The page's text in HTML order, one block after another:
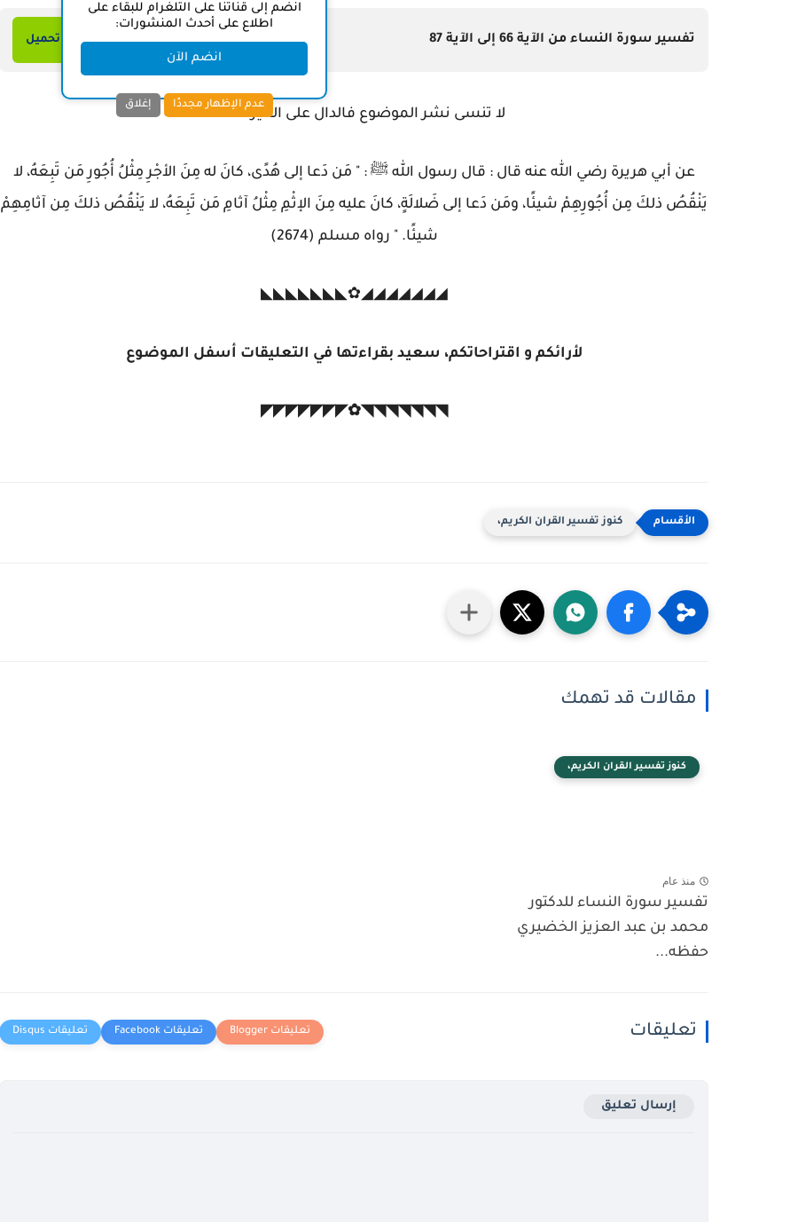
تفسير سورة النساء من الآية 66 إلى الآية 87 تحميل
لا تنسى نشر الموضوع فالدال على الخير كفاعله
عن أبي هريرة رضي الله عنه قال : قال رسول الله ﷺ : " مَن دَعا إلى هُدًى، كانَ له مِنَ الأجْرِ مِثْلُ أُجُورِ مَن تَبِعَهُ، لا
يَنْقُصُ ذلكَ مِن أُجُورِهِمْ شيئًا، ومَن دَعا إلى ضَلالَةٍ، كانَ عليه مِنَ الإثْمِ مِثْلُ آثامِ مَن تَبِعَهُ، لا يَنْقُصُ ذلكَ مِن آثامِهِمْ
شيئًا. " رواه مسلم (2674)
◢◢◢◢◢◢◢✿◣◣◣◣◣◣◣
لأرائكم و اقتراحاتكم، سعيد بقراءتها في التعليقات أسفل الموضوع
◥◥◥◥◥◥◥✿◤◤◤◤◤◤◤
كنوز تفسير القران الكريم،
مقالات قد تهمك
كنوز تفسير القران الكريم،
منذ عام
تفسير سورة النساء للدكتور
محمد بن عبد العزيز الخضيري
حفظه...
تعليقات
إرسال تعليق
انضم إلى قناتنا على التلغرام للبقاء على
اطلاع على أحدث المنشورات:
انضم الآن
عدم الإظهار مجددًا إغلاق